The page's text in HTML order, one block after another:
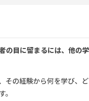
の目に留まるには、他の学
その経験から何を学び、ど